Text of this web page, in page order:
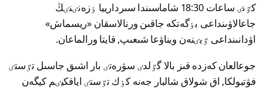
كٷنٸ ساعات 18:30 شاماسىندا سىردارييا ٶزەنٸنٸڭ
جاعالاۋىنداعى بٶگەتكە جاقىن ورنالاسقان «ريسماش»
اۋدانىنداعى ٷيٸنەن ويناۋعا شىعىپ, قايتا ورالماعان.
جوعالعان كەزدە قىز بالا گٷلدٸ سۋرەتٸ بار اشىق جاسىل تٷستٸ
فۋتبولكا, اق شولاق شالبار جەنە كٶك تٷستٸ اياقكيٸم كيگەن